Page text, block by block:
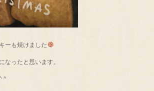
ーも焼けました
なったと思います。
^